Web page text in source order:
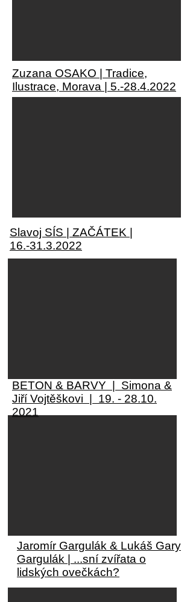
Zuzana OSAKO | Tradice,
Ilustrace, Morava | 5.-28.4.2022
Slavoj SÍS | ZAČÁTEK |
16.-31.3.2022
BETON & BARVY | Simona &
Jiří Vojtěškovi | 19. - 28.10.
2021
Jaromír Gargulák & Lukáš Gary
Gargulák | ...sní zvířata o
lidských ovečkách?